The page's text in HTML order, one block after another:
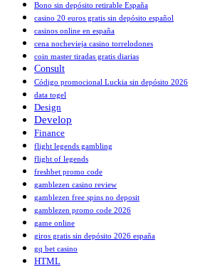
Bono sin depósito retirable España
casino 20 euros gratis sin depósito español
casinos online en españa
cena nochevieja casino torrelodones
coin master tiradas gratis diarias
Consult
Código promocional Luckia sin depósito 2026
data togel
Design
Develop
Finance
flight legends gambling
flight of legends
freshbet promo code
gamblezen casino review
gamblezen free spins no deposit
gamblezen promo code 2026
game online
giros gratis sin depósito 2026 españa
gq bet casino
HTML